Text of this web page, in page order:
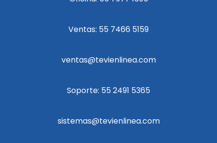
Ventas: 55 7466 5159
ventas@tevienlinea.com
Soporte: 55 2491 5365
sistemas@tevienlinea.com